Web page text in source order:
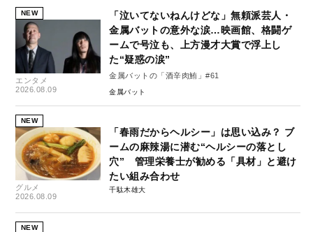
NEW
エンタメ
2026.08.09
「泣いてないねんけどな」無頼派芸人・
金属バットの意外な涙…映画館、格闘ゲ
ームで号泣も、上方漫才大賞で浮上し
た“疑惑の涙”
金属バットの「酒辛肉鮪」#61
金属バット
NEW
グルメ
2026.08.09
「春雨だからヘルシー」は思い込み？ ブ
ームの麻辣湯に潜む“ヘルシーの落とし
穴” 管理栄養士が勧める「具材」と避け
たい組み合わせ
千駄木雄大
NEW